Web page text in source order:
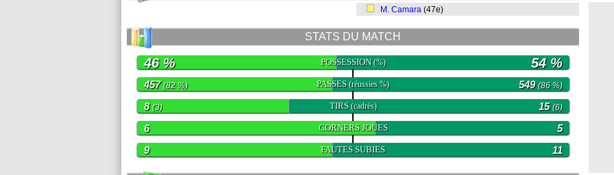
M. Camara (47e)
STATS DU MATCH
POSSESSION(%)
46 % 54 %
PASSES(réussies %)
457(82 %) 549(86 %)
TIRS(cadrés)
8(3) 15(6)
CORNERS JOUES
6 5
FAUTES SUBIES
9 11